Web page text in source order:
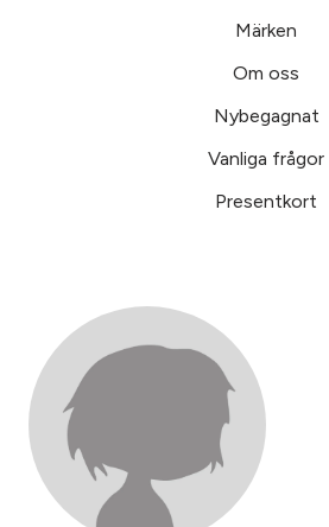
Märken
Om oss
Nybegagnat
Vanliga frågor
Presentkort